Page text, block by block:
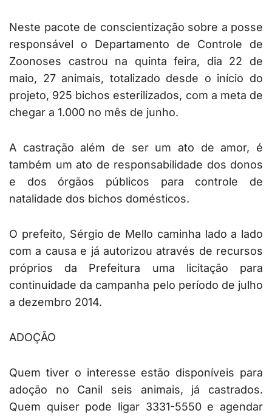
Neste pacote de conscientização sobre a posse
responsável o Departamento de Controle de
Zoonoses castrou na quinta feira, dia 22 de
maio, 27 animais, totalizado desde o início do
projeto, 925 bichos esterilizados, com a meta de
chegar a 1.000 no mês de junho.
A castração além de ser um ato de amor, é
também um ato de responsabilidade dos donos
e dos órgãos públicos para controle de
natalidade dos bichos domésticos.
O prefeito, Sérgio de Mello caminha lado a lado
com a causa e já autorizou através de recursos
próprios da Prefeitura uma licitação para
continuidade da campanha pelo período de julho
a dezembro 2014.
ADOÇÃO
Quem tiver o interesse estão disponíveis para
adoção no Canil seis animais, já castrados.
Quem quiser pode ligar 3331-5550 e agendar